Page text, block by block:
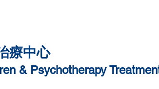
療中心
& Psychotherapy